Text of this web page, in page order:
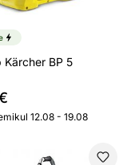
Kärcher BP 5
12.08 - 19.08